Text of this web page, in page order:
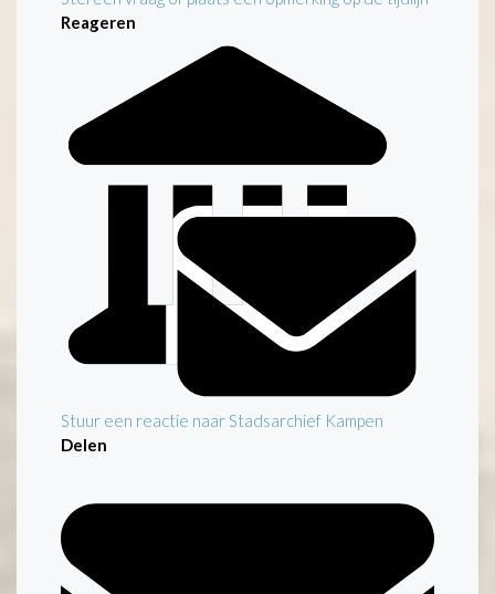
Reageren
Stuur een reactie naar Stadsarchief Kampen
Delen